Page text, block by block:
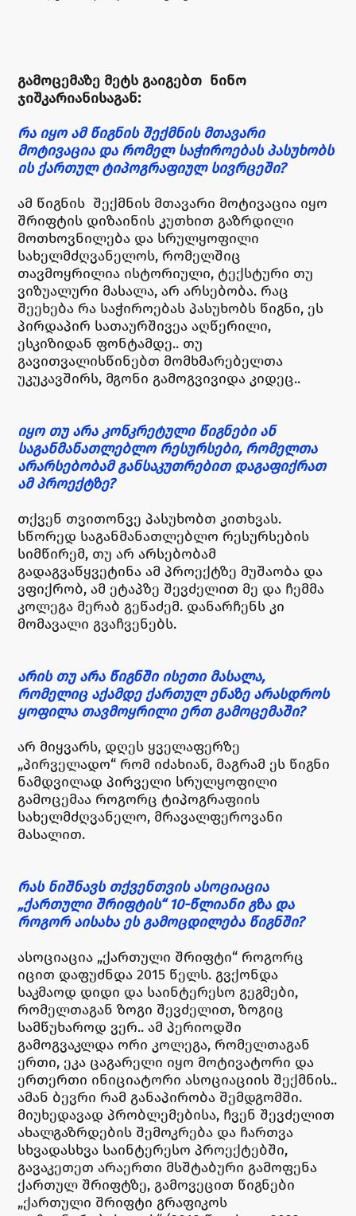
ᲒᲐᲛᲝᲪᲔᲛᲐᲖᲔ ᲛᲔᲢᲡ ᲒᲐᲘᲒᲔᲑᲗ ᲜᲘᲜᲝ
ᲯᲘᲨᲙᲐᲠᲘᲐᲜᲘᲡᲐᲒᲐᲜ:
რა იყო ამ წიგნის შექმნის მთავარი
მოტივაცია და რომელ საჭიროებას პასუხობს
ის ქართულ ტიპოგრაფიულ სივრცეში?
ამ წიგნის შექმნის მთავარი მოტივაცია იყო
შრიფტის დიზაინის კუთხით გაზრდილი
მოთხოვნილება და სრულყოფილი
სახელმძღვანელოს, რომელშიც
თავმოყრილია ისტორიული, ტექსტური თუ
ვიზუალური მასალა, არ არსებობა. რაც
შეეხება რა საჭიროებას პასუხობს წიგნი, ეს
პირდაპირ სათაურშივეა აღწერილი,
ესკიზიდან ფონტამდე.. თუ
გავითვალისწინებთ მომხმარებელთა
უკუკავშირს, მგონი გამოგვივიდა კიდეც..
იყო თუ არა კონკრეტული წიგნები ან
საგანმანათლებლო რესურსები, რომელთა
არარსებობამ განსაკუთრებით დაგაფიქრათ
ამ პროექტზე?
თქვენ თვითონვე პასუხობთ კითხვას.
სწორედ საგანმანათლებლო რესურსების
სიმწირემ, თუ არ არსებობამ
გადაგვაწყვეტინა ამ პროექტზე მუშაობა და
ვფიქრობ, ამ ეტაპზე შევძელით მე და ჩემმა
კოლეგა მერაბ გეწაძემ. დანარჩენს კი
მომავალი გვაჩვენებს.
არის თუ არა წიგნში ისეთი მასალა,
რომელიც აქამდე ქართულ ენაზე არასდროს
ყოფილა თავმოყრილი ერთ გამოცემაში?
არ მიყვარს, დღეს ყველაფერზე
„პირველადო“ რომ იძახიან, მაგრამ ეს წიგნი
ნამდვილად პირველი სრულყოფილი
გამოცემაა როგორც ტიპოგრაფიის
სახელმძღვანელო, მრავალფეროვანი
მასალით.
რას ნიშნავს თქვენთვის ასოციაცია
„ქართული შრიფტის“ 10-წლიანი გზა და
როგორ აისახა ეს გამოცდილება წიგნში?
ასოციაცია „ქართული შრიფტი“ როგორც
იცით დაფუძნდა 2015 წელს. გვქონდა
საკმაოდ დიდი და საინტერესო გეგმები,
რომელთაგან ზოგი შევძელით, ზოგიც
სამწუხაროდ ვერ.. ამ პერიოდში
გამოგვაკლდა ორი კოლეგა, რომელთაგან
ერთი, ეკა ცაგარელი იყო მოტივატორი და
ერთერთი ინიციატორი ასოციაციის შექმნის..
ამან ბევრი რამ განაპირობა შემდგომში.
მიუხედავად პრობლემებისა, ჩვენ შევძელით
ახალგაზრდების შემოკრება და ჩართვა
სხვადასხვა საინტერესო პროექტებში,
გავაკეთეთ არაერთი მსშტაბური გამოფენა
ქართულ შრიფტზე, გამოვეცით წიგნები
„ქართული შრიფტი გრაფიკოს